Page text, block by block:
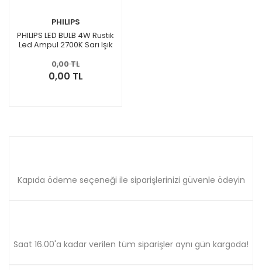
PHILIPS
PHILIPS LED BULB 4W Rustik
Led Ampul 2700K Sarı Işık
0,00 TL
0,00 TL
Kapıda ödeme seçeneği ile siparişlerinizi güvenle ödeyin
Saat 16.00'a kadar verilen tüm siparişler aynı gün kargoda!